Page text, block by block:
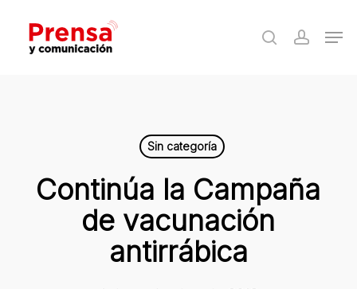
main
search
Sin categoría
Continúa la Campaña
de vacunación
antirrábica